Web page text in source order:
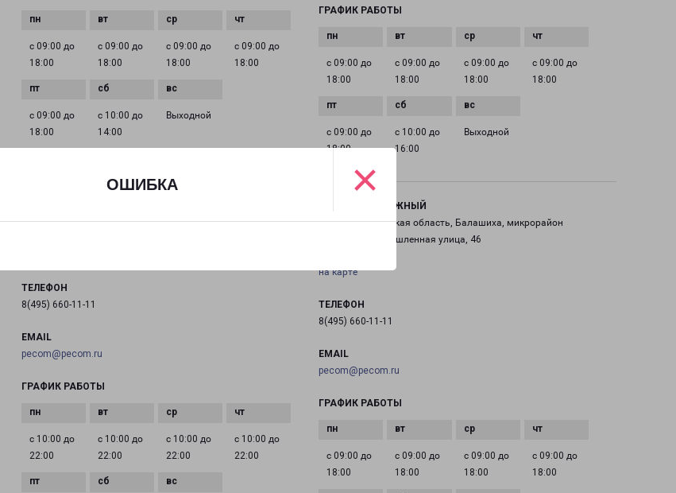
ОШИБКА ×
с 09:00 до
18:00
с 09:00 до
18:00
с 09:00 до
18:00
с 09:00 до
18:00
с 09:00 до
18:00
с 10:00 до
14:00
Выходной
ГРАФИК РАБОТЫ
с 09:00 до
18:00
с 09:00 до
18:00
с 09:00 до
18:00
с 09:00 до
18:00
с 09:00 до
18:00
с 10:00 до
16:00
Выходной
Дедовск, улица Мира, 9
ТЕЛЕФОН
8(495) 660-11-11
EMAIL
pecom@pecom.ru
ГРАФИК РАБОТЫ
с 10:00 до
22:00
с 10:00 до
22:00
с 10:00 до
22:00
с 10:00 до
22:00
ЖЕЛЕЗНОДОРОЖНЫЙ
Россия, Московская область, Балашиха, микрорайон
Саввино, Промышленная улица, 46
на карте
ТЕЛЕФОН
8(495) 660-11-11
EMAIL
pecom@pecom.ru
ГРАФИК РАБОТЫ
с 09:00 до
18:00
с 09:00 до
18:00
с 09:00 до
18:00
с 09:00 до
18:00